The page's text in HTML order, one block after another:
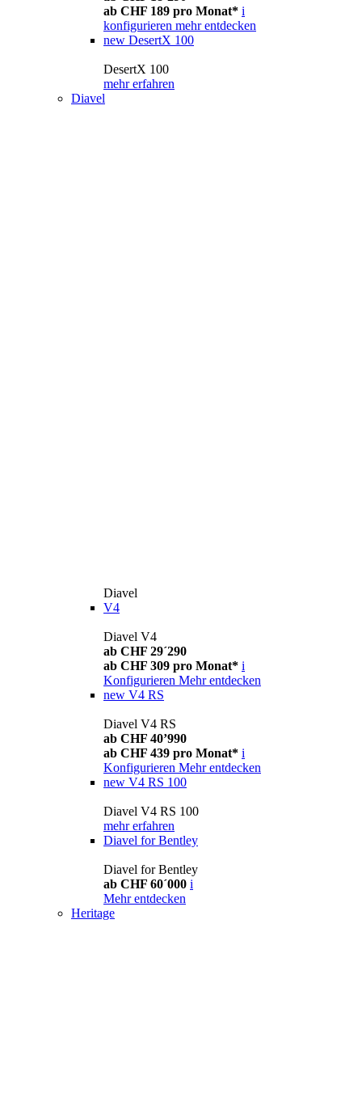
ab CHF 189 pro Monat* i
konfigurieren mehr entdecken
new DesertX 100
DesertX 100
mehr erfahren
Diavel
Diavel
V4
Diavel V4
ab CHF 29´290
ab CHF 309 pro Monat* i
Konfigurieren Mehr entdecken
new V4 RS
Diavel V4 RS
ab CHF 40’990
ab CHF 439 pro Monat* i
Konfigurieren Mehr entdecken
new V4 RS 100
Diavel V4 RS 100
mehr erfahren
Diavel for Bentley
Diavel for Bentley
ab CHF 60´000 i
Mehr entdecken
Heritage